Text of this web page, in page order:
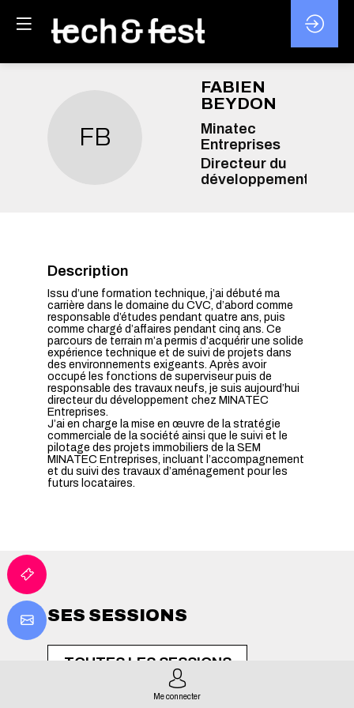
FB
FABIEN
BEYDON
Minatec
Entreprises
Directeur du
développement
Description
Issu d’une formation technique, j’ai débuté ma
carrière dans le domaine du CVC, d’abord comme
responsable d’études pendant quatre ans, puis
comme chargé d’affaires pendant cinq ans. Ce
parcours de terrain m’a permis d’acquérir une solide
expérience technique et de suivi de projets dans
des environnements exigeants. Après avoir
occupé les fonctions de superviseur puis de
responsable des travaux neufs, je suis aujourd’hui
directeur du développement chez MINATEC
Entreprises.
J’ai en charge la mise en œuvre de la stratégie
commerciale de la société ainsi que le suivi et le
pilotage des projets immobiliers de la SEM
MINATEC Entreprises, incluant l’accompagnement
et du suivi des travaux d’aménagement pour les
SES SESSIONS
TOUTES LES SESSIONS
Me connecter